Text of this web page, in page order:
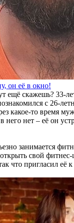
он её в окно!
ещё скажешь? 33-
с 26-
какое-то время
него нет – её он
занимается
свой фитнес-
что пригласил её